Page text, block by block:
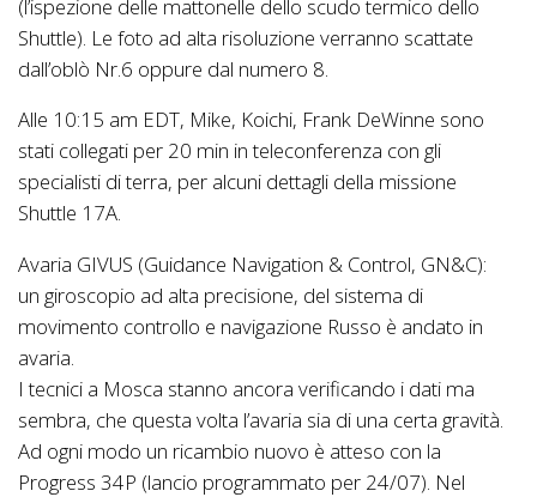
(l’ispezione delle mattonelle dello scudo termico dello
Shuttle). Le foto ad alta risoluzione verranno scattate
dall’oblò Nr.6 oppure dal numero 8.
Alle 10:15 am EDT, Mike, Koichi, Frank DeWinne sono
stati collegati per 20 min in teleconferenza con gli
specialisti di terra, per alcuni dettagli della missione
Shuttle 17A.
Avaria GIVUS (Guidance Navigation & Control, GN&C):
un giroscopio ad alta precisione, del sistema di
movimento controllo e navigazione Russo è andato in
avaria.
I tecnici a Mosca stanno ancora verificando i dati ma
sembra, che questa volta l’avaria sia di una certa gravità.
Ad ogni modo un ricambio nuovo è atteso con la
Progress 34P (lancio programmato per 24/07). Nel